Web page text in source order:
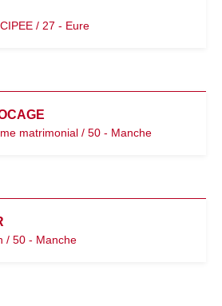
/ 27 - Eure
matrimonial / 50 - Manche
/ 50 - Manche